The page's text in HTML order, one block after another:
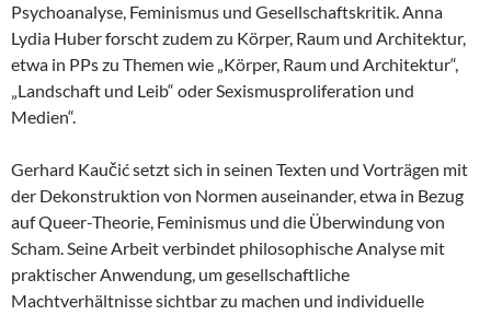
Psychoanalyse, Feminismus und Gesellschaftskritik. Anna
Lydia Huber forscht zudem zu Körper, Raum und Architektur,
etwa in PPs zu Themen wie „Körper, Raum und Architektur“,
„Landschaft und Leib“ oder Sexismusproliferation und
Medien“.
Gerhard Kaučić setzt sich in seinen Texten und Vorträgen mit
der Dekonstruktion von Normen auseinander, etwa in Bezug
auf Queer-Theorie, Feminismus und die Überwindung von
Scham. Seine Arbeit verbindet philosophische Analyse mit
praktischer Anwendung, um gesellschaftliche
Machtverhältnisse sichtbar zu machen und individuelle